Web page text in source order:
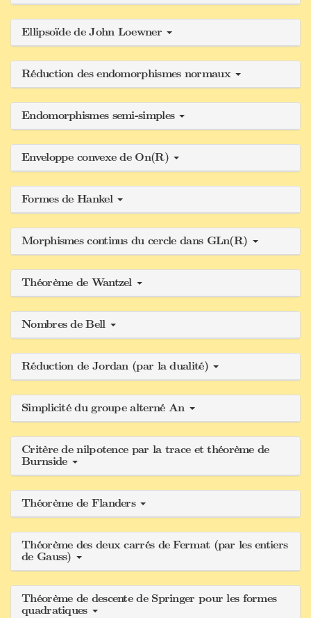
Ellipsoïde de John Loewner
Réduction des endomorphismes normaux
Endomorphismes semi-simples
Enveloppe convexe de On(R)
Formes de Hankel
Morphismes continus du cercle dans GLn(R)
Théorème de Wantzel
Nombres de Bell
Réduction de Jordan (par la dualité)
Simplicité du groupe alterné An
Critère de nilpotence par la trace et théorème de
Burnside
Théorème de Flanders
Théorème des deux carrés de Fermat (par les entiers
de Gauss)
Théorème de descente de Springer pour les formes
quadratiques